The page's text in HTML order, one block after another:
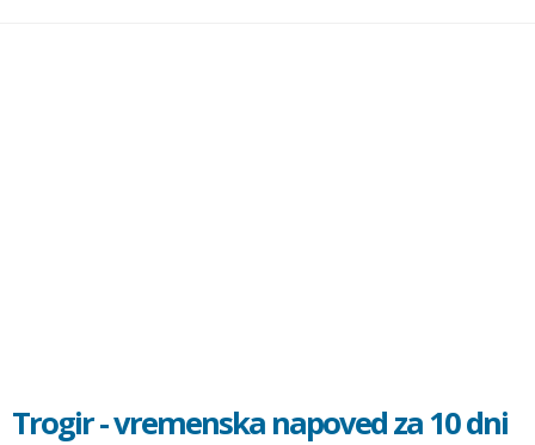
Trogir - vremenska napoved za 10 dni